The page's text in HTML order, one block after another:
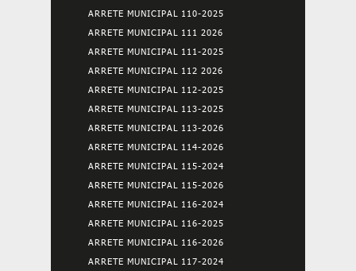
ARRETE MUNICIPAL 110-2025
ARRETE MUNICIPAL 111 2026
ARRETE MUNICIPAL 111-2025
ARRETE MUNICIPAL 112 2026
ARRETE MUNICIPAL 112-2025
ARRETE MUNICIPAL 113-2025
ARRETE MUNICIPAL 113-2026
ARRETE MUNICIPAL 114-2026
ARRETE MUNICIPAL 115-2024
ARRETE MUNICIPAL 115-2026
ARRETE MUNICIPAL 116-2024
ARRETE MUNICIPAL 116-2025
ARRETE MUNICIPAL 116-2026
ARRETE MUNICIPAL 117-2024